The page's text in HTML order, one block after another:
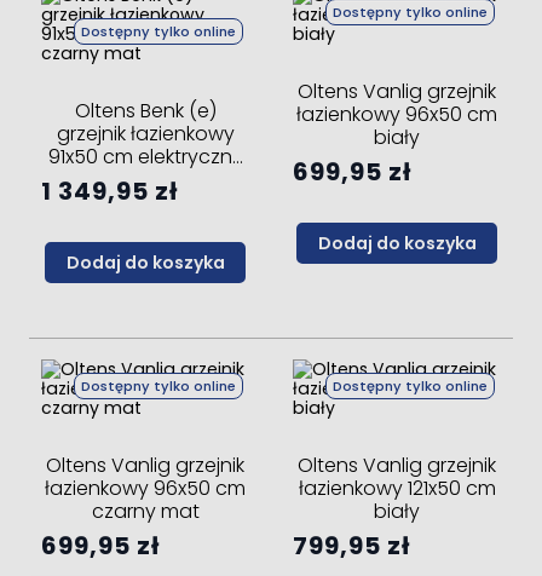
Dostępny tylko online
Oltens Benk (e)
grzejnik łazienkowy
91x50 cm elektryczny
czarny mat
1 349,95 zł
Dodaj do koszyka
Dostępny tylko online
Oltens Vanlig grzejnik
łazienkowy 96x50 cm
biały
699,95 zł
Dodaj do koszyka
Dostępny tylko online
Oltens Vanlig grzejnik
łazienkowy 96x50 cm
czarny mat
699,95 zł
Dostępny tylko online
Oltens Vanlig grzejnik
łazienkowy 121x50 cm
biały
799,95 zł